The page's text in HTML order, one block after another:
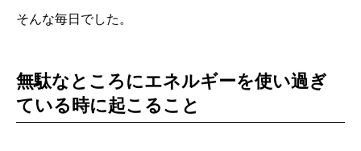
そんな毎日でした。
無駄なところにエネルギーを使い過ぎ
ている時に起こること